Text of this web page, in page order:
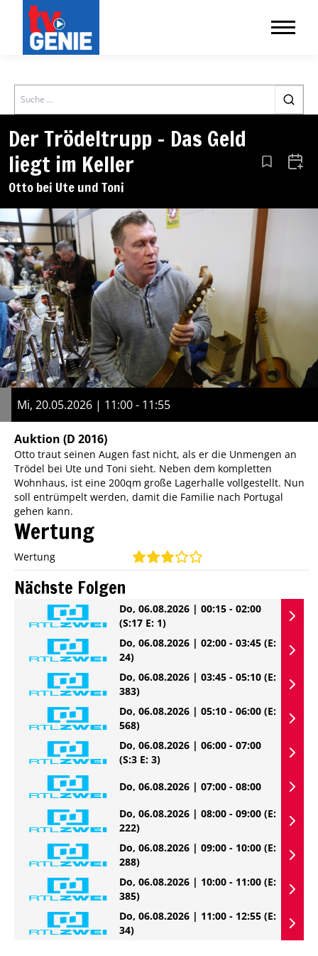
Search
Der Trödeltrupp – Das Geld
liegt im Keller
Otto bei Ute und Toni
Aus den
Mi, 20.05.2026 | 11:00 - 11:55
Auktion (D 2016)
Otto traut seinen Augen fast nicht, als er die Unmengen an
Trödel bei Ute und Toni sieht. Neben dem kompletten
Wohnhaus, ist eine 200qm große Lagerhalle vollgestellt. Nun
soll entrümpelt werden, damit die Familie nach Portugal
gehen kann.
Wertung
Wertung
Nächste Folgen
Do, 06.08.2026 | 00:15 - 02:00
(S:17 E: 1)
Do, 06.08.2026 | 02:00 - 03:45 (E:
24)
Do, 06.08.2026 | 03:45 - 05:10 (E:
383)
Do, 06.08.2026 | 05:10 - 06:00 (E:
568)
Do, 06.08.2026 | 06:00 - 07:00
(S:3 E: 3)
Do, 06.08.2026 | 07:00 - 08:00
Do, 06.08.2026 | 08:00 - 09:00 (E:
222)
Do, 06.08.2026 | 09:00 - 10:00 (E:
288)
Do, 06.08.2026 | 10:00 - 11:00 (E:
385)
Do, 06.08.2026 | 11:00 - 12:55 (E:
34)